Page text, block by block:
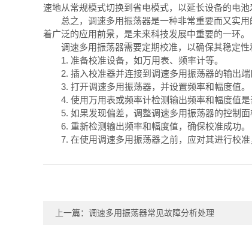
速地从常规模式切换到省电模式，以延长设备的电池
总之，调速多用振荡器是一种非常重要而又实用
着广泛的应用前景，是未来科技发展中重要的一环。
调速多用振荡器需要定期校准，以确保其稳定性
1. 准备校准设备，如万用表、频率计等。
2. 插入校准器并连接到调速多用振荡器的输出端
3. 打开调速多用振荡器，并设置频率和幅度值。
4. 使用万用表或频率计检测输出频率和幅度值是
5. 如果发现偏差，调整调速多用振荡器的控制面
6. 重新检测输出频率和幅度值，确保校准成功。
7. 在使用调速多用振荡器之前，应对其进行校准
上一篇： 调速多用振荡器常见故障分析处理